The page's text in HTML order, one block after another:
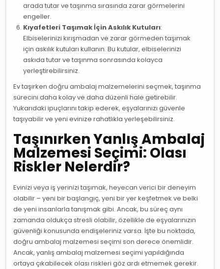
arada tutar ve taşınma sırasında zarar görmelerini
engeller.
Kıyafetleri Taşımak İçin Askılık Kutuları:
Elbiselerinizi kırışmadan ve zarar görmeden taşımak
için askılık kutuları kullanın. Bu kutular, elbiselerinizi
askıda tutar ve taşınma sonrasında kolayca
yerleştirebilirsiniz.
Ev taşırken doğru ambalaj malzemelerini seçmek, taşınma
sürecini daha kolay ve daha düzenli hale getirebilir.
Yukarıdaki ipuçlarını takip ederek, eşyalarınızı güvenle
taşıyabilir ve yeni evinize rahatlıkla yerleşebilirsiniz.
Taşınırken Yanlış Ambalaj
Malzemesi Seçimi: Olası
Riskler Nelerdir?
Evinizi veya iş yerinizi taşımak, heyecan verici bir deneyim
olabilir – yeni bir başlangıç, yeni bir yer keşfetmek ve belki
de yeni insanlarla tanışmak gibi. Ancak, bu süreç aynı
zamanda oldukça stresli olabilir, özellikle de eşyalarınızın
güvenliği konusunda endişeleriniz varsa. İşte bu noktada,
doğru ambalaj malzemesi seçimi son derece önemlidir.
Ancak, yanlış ambalaj malzemesi seçimi yapıldığında
ortaya çıkabilecek olası riskleri göz ardı etmemek gerekir.